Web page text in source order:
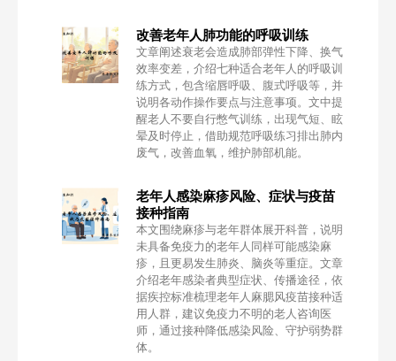
改善老年人肺功能的呼吸训练
文章阐述衰老会造成肺部弹性下降、换气
效率变差，介绍七种适合老年人的呼吸训
练方式，包含缩唇呼吸、腹式呼吸等，并
说明各动作操作要点与注意事项。文中提
醒老人不要自行憋气训练，出现气短、眩
晕及时停止，借助规范呼吸练习排出肺内
废气，改善血氧，维护肺部机能。
老年人感染麻疹风险、症状与疫苗
接种指南
本文围绕麻疹与老年群体展开科普，说明
未具备免疫力的老年人同样可能感染麻
疹，且更易发生肺炎、脑炎等重症。文章
介绍老年感染者典型症状、传播途径，依
据疾控标准梳理老年人麻腮风疫苗接种适
用人群，建议免疫力不明的老人咨询医
师，通过接种降低感染风险、守护弱势群
体。